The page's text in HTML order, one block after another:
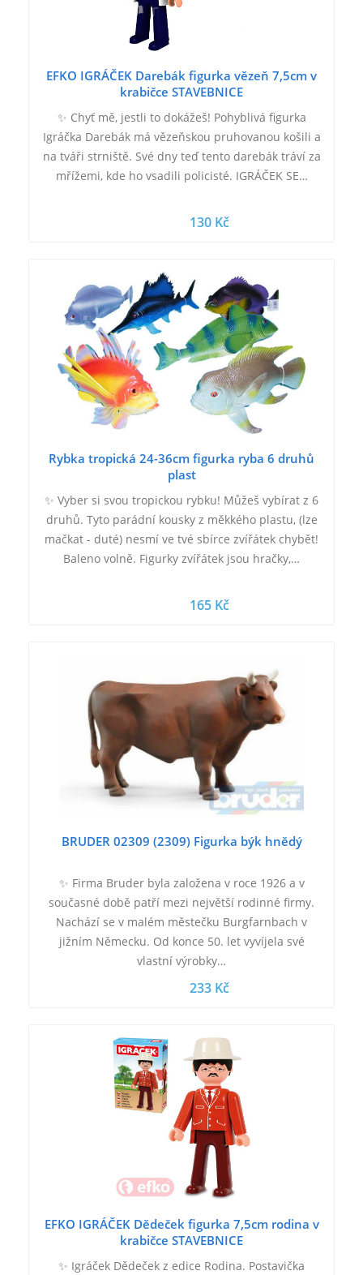
EFKO IGRÁČEK Darebák figurka vězeň 7,5cm v
krabičce STAVEBNICE
✨ Chyť mě, jestli to dokážeš! Pohyblivá figurka
Igráčka Darebák má vězeňskou pruhovanou košili a
na tváři strniště. Své dny teď tento darebák tráví za
mřížemi, kde ho vsadili policisté. IGRÁČEK SE…
130 Kč
Rybka tropická 24-36cm figurka ryba 6 druhů
plast
✨ Vyber si svou tropickou rybku! Můžeš vybírat z 6
druhů. Tyto parádní kousky z měkkého plastu, (lze
mačkat - duté) nesmí ve tvé sbírce zvířátek chybět!
Baleno volně. Figurky zvířátek jsou hračky,…
165 Kč
BRUDER 02309 (2309) Figurka býk hnědý
✨ Firma Bruder byla založena v roce 1926 a v
současné době patří mezi největší rodinné firmy.
Nachází se v malém městečku Burgfarnbach v
jižním Německu. Od konce 50. let vyvíjela své
vlastní výrobky…
233 Kč
EFKO IGRÁČEK Dědeček figurka 7,5cm rodina v
krabičce STAVEBNICE
✨ Igráček Dědeček z edice Rodina. Postavička